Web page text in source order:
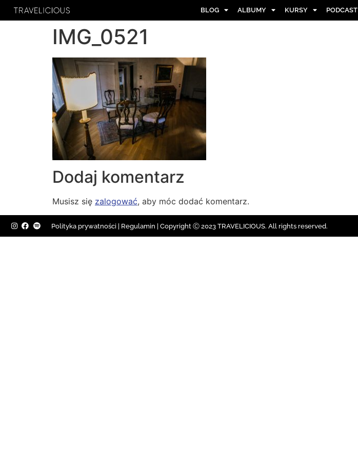
BLOG ALBUMY KURSY PODCAST
IMG_0521
Dodaj komentarz
Musisz się zalogować, aby móc dodać komentarz.
Polityka prywatności Regulamin | Copyright Ⓒ 2023 TRAVELICIOUS. All rights reserved.